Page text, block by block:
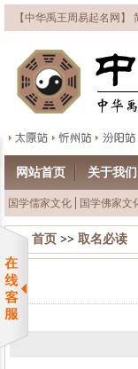
【中华禹王周易起名网】
网站首页 关于我们
国学儒家文化 国学佛家文
首页>> 取名必读